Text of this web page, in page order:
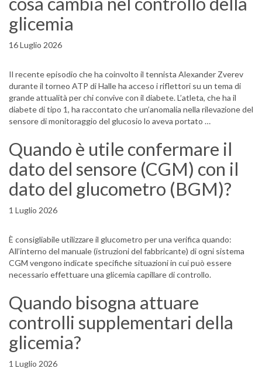
glicemia
16 Luglio 2026
Il recente episodio che ha coinvolto il tennista Alexander Zverev
durante il torneo ATP di Halle ha acceso i riflettori su un tema di
grande attualità per chi convive con il diabete. L’atleta, che ha il
diabete di tipo 1, ha raccontato che un’anomalia nella rilevazione del
sensore di monitoraggio del glucosio lo aveva portato …
Quando è utile confermare il
dato del sensore (CGM) con il
dato del glucometro (BGM)?
1 Luglio 2026
È consigliabile utilizzare il glucometro per una verifica quando:
All’interno del manuale (istruzioni del fabbricante) di ogni sistema
CGM vengono indicate specifiche situazioni in cui può essere
necessario effettuare una glicemia capillare di controllo.
Quando bisogna attuare
controlli supplementari della
glicemia?
1 Luglio 2026